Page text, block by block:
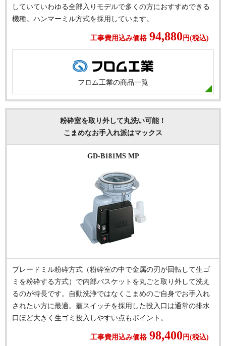
していていわゆる全部入りモデルで多くの方におすすめできる
機種。ハンマーミル方式を採用しています。
工事費用込み価格 94,880 円(税込)
フロム工業の商品一覧
粉砕室を取り外して丸洗い可能！
こまめなお手入れ派はマックス
GD-B181MS MP
ブレードミル粉砕方式（粉砕室の中で金属の刃が回転して生ゴ
ミを粉砕する方式）で内部バスケットを丸ごと取り外して洗え
るのが特長です。自動洗浄ではなくこまめのご自身でお手入れ
されたい方に最適。蓋スイッチを採用した投入口は通常の排水
口ほど大きく生ゴミ投入しやすい点もポイント。
工事費用込み価格 98,400 円(税込)